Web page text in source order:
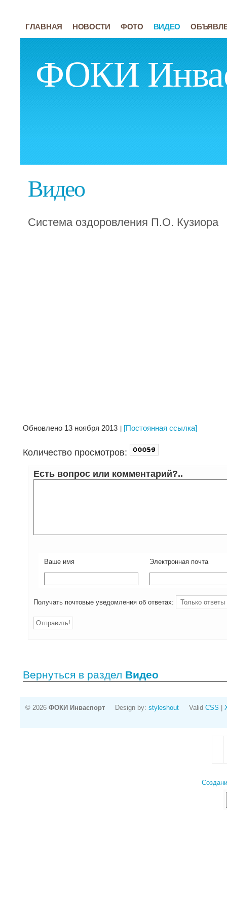
ФОКИ
ГЛАВНАЯ НОВОСТИ ФОТО ВИДЕО
Видео
Система оздоровления П.О. Кузиора
Обновлено 13 ноября 2013 [Постоянная ссылка]
Количество просмотров:
Есть вопрос или комментарий?..
Ваше имя Электронная почта
Получать почтовые уведомления об ответах:
Вернуться в раздел Видео
© 2026 ФОКИ Инваспорт Design by: styleshout Valid CSS